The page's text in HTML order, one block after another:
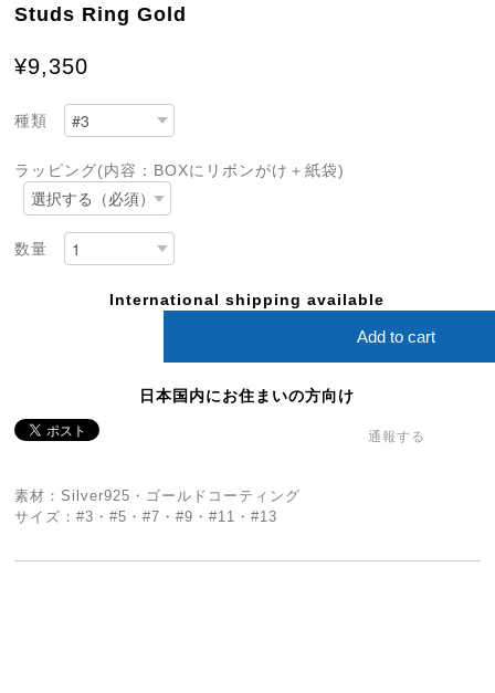
Studs Ring Gold
¥9,350
種類
ラッピング(内容：BOXにリボンがけ＋紙袋)
数量
International shipping available
Add to cart
日本国内にお住まいの方向け
通報する
素材：Silver925・ゴールドコーティング
サイズ：#3・#5・#7・#9・#11・#13